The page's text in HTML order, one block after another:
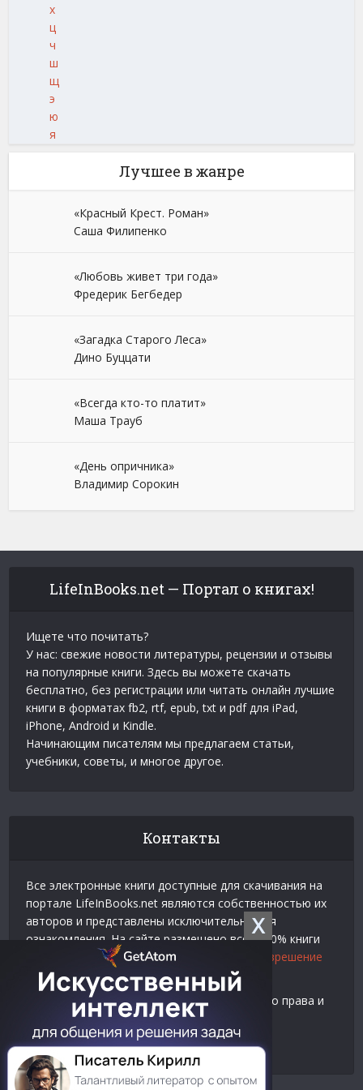
X
х
ц
ч
ш
щ
э
ю
я
Лучшее в жанре
«Красный Крест. Роман»
Саша Филипенко
«Любовь живет три года»
Фредерик Бегбедер
«Загадка Старого Леса»
Дино Буццати
«Всегда кто-то платит»
Маша Трауб
«День опричника»
Владимир Сорокин
LifeInBooks.net — Портал о книгах!
Ищете что почитать?
У нас: свежие новости литературы, рецензии и отзывы
на популярные книги. Здесь вы можете скачать
бесплатно, без регистрации или читать онлайн лучшие
книги в форматах fb2, rtf, epub, txt и pdf для iPad,
iPhone, Android и Kindle.
Начинающим писателям мы предлагаем статьи,
учебники, советы, и многое другое.
Контакты
Все электронные книги доступные для скачивания на
портале LifeInBooks.net являются собственностью их
авторов и представлены исключительно для
ознакомления. На сайте размещено всего 20% книги
взятой у нашего партнера Официальное разрешение
на использование материалов Litres.
Контакты для связи по вопросам авторского права и
рекламы:
E-mail:admin@lifeinbooks.net